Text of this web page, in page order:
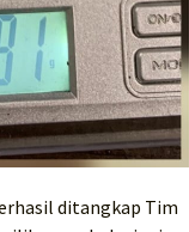
ditangkap Tim